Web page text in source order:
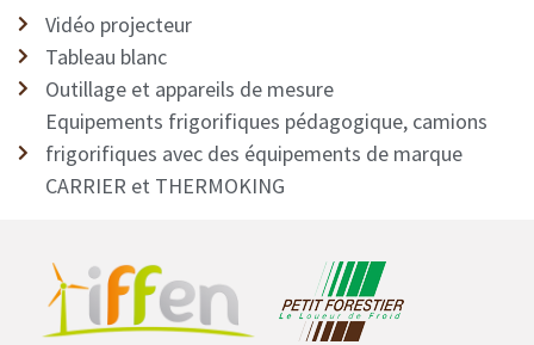
Vidéo projecteur
Tableau blanc
Outillage et appareils de mesure
Equipements frigorifiques pédagogique, camions
frigorifiques avec des équipements de marque
CARRIER et THERMOKING